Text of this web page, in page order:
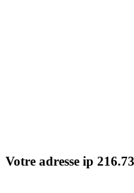
Votre adresse ip